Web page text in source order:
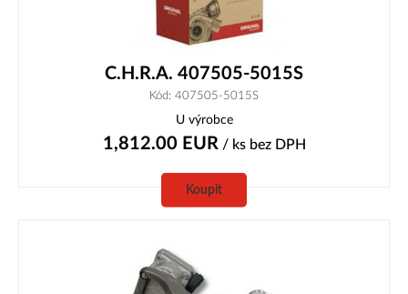
C.H.R.A. 407505-5015S
Kód: 407505-5015S
U výrobce
1,812.00 EUR / ks bez DPH
Koupit